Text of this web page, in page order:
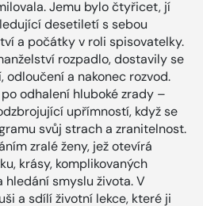
Jemu bylo čtyřicet, jí
desetiletí s sebou
a počátky v roli spisovatelky.
rozpadlo, dostavily se
odloučení a nakonec rozvod.
odhalení hluboké zrady –
upřímností, když se
svůj strach a zranitelnost.
zralé ženy, jež otevírá
krásy, komplikovaných
hledání smyslu života. V
a sdílí životní lekce, které ji